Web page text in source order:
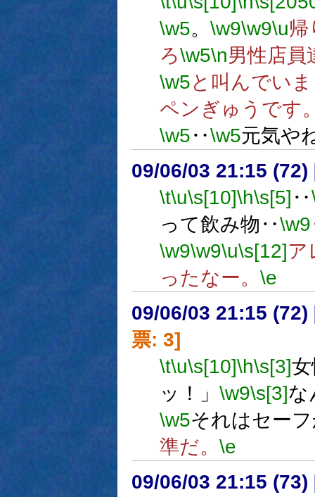
\w5。 \w9\w9\u帰
ろ\w5\n男性店
\w5と叫んでい
ペンぎゅうです
\w5‥\w5元気や
09/06/03 21:15 (72)
\t\u\s[10]\h\s[5] ‥
って飲み物‥\w9
\w9\w9\u\s[12]ア
ったなー。 \e
09/06/03 21:15 (72)
票: 3]
\t\u\s[10]\h\s[3]
ッ！」 \w9\s[3]な
\w5それはセー
準だ。 \e
09/06/03 21:15 (73)